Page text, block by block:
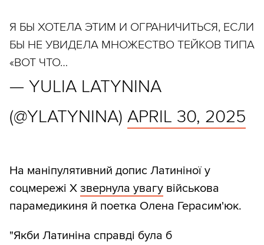
Я БЫ ХОТЕЛА ЭТИМ И ОГРАНИЧИТЬСЯ, ЕСЛИ
БЫ НЕ УВИДЕЛА МНОЖЕСТВО ТЕЙКОВ ТИПА
«ВОТ ЧТО…
— YULIA LATYNINA
(@YLATYNINA) APRIL 30, 2025
На маніпулятивний допис Латиніної у
соцмережі X звернула увагу військова
парамедикиня й поетка Олена Герасим'юк.
"Якби Латиніна справді була б